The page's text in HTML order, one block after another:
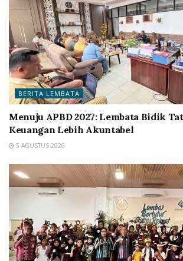
BERITA LEMBATA
Menuju APBD 2027: Lembata Bidik
Keuangan Lebih Akuntabel
5 AGUSTUS 2026